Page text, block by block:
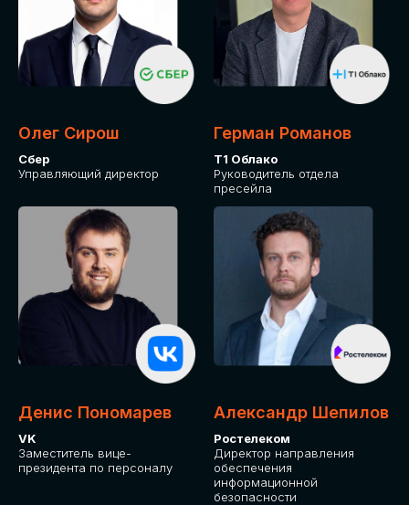
Олег Сирош
Сбер
Управляющий директор
Герман Романов
Т1 Облако
Руководитель отдела
пресейла
Денис Пономарев
VK
Заместитель вице-
президента по персоналу
Александр Шепилов
Ростелеком
Директор направления
обеспечения
информационной
безопасности